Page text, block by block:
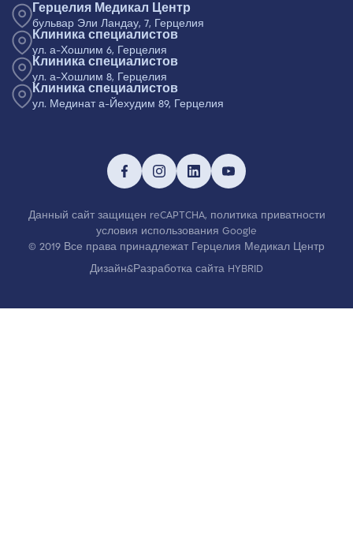
Герцелия Медикал Центр
бульвар Эли Ландау, 7, Герцелия
Клиника специалистов
ул. а-Хошлим 6, Герцелия
Клиника специалистов
ул. а-Хошлим 8, Герцелия
Клиника специалистов
ул. Мединат а-Йехудим 89, Герцелия
Данный сайт защищен reCAPTCHA, политика приватности
условия использования Google
© 2019 Все права принадлежат Герцелия Медикал Центр
Дизайн&Разработка сайта HYBRID